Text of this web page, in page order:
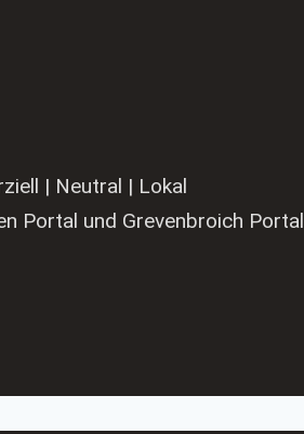
| Neutral | Lokal
Portal und Grevenbroich Portal